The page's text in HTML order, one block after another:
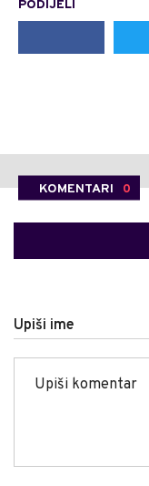
PODIJELI
KOMENTARI 0
Upiši ime